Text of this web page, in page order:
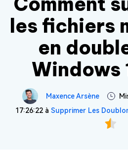
les fichiers
en
Windows
Maxence Arsène
17:26:22 à Supprimer Les